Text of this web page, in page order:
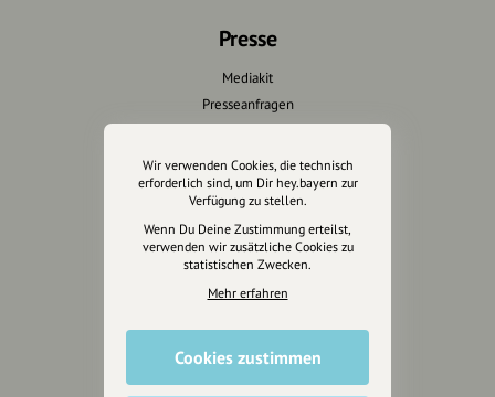
Presse
Mediakit
Presseanfragen
Wir unterstützen Euch
Fotografie & mehr
Marketing
Anakin Design
Wir verwenden Cookies, die technisch
erforderlich sind, um Dir hey.bayern zur
Verfügung zu stellen.
Wenn Du Deine Zustimmung erteilst,
verwenden wir zusätzliche Cookies zu
statistischen Zwecken.
Mehr erfahren
Cookies zustimmen